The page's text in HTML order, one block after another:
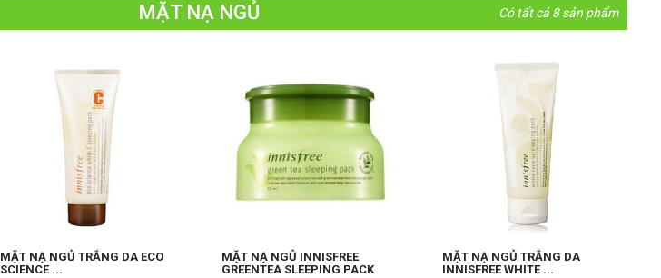
MẶT NẠ NGỦ Có tất cả 8 sản phẩm
MẶT NẠ NGỦ TRẮNG DA ECO
SCIENCE ...
MẶT NẠ NGỦ INNISFREE
GREENTEA SLEEPING PACK
MẶT NẠ NGỦ TRẮNG DA
INNISFREE WHITE ...